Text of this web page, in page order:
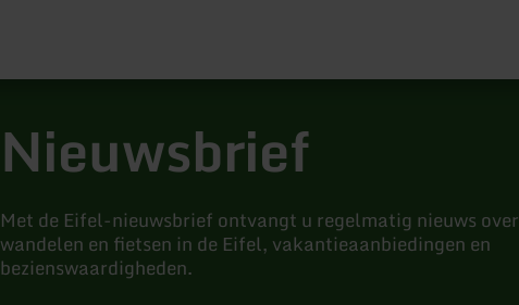
Nieuwsbrief
Met de Eifel-nieuwsbrief ontvangt u regelmatig nieuws over
wandelen en fietsen in de Eifel, vakantieaanbiedingen en
bezienswaardigheden.